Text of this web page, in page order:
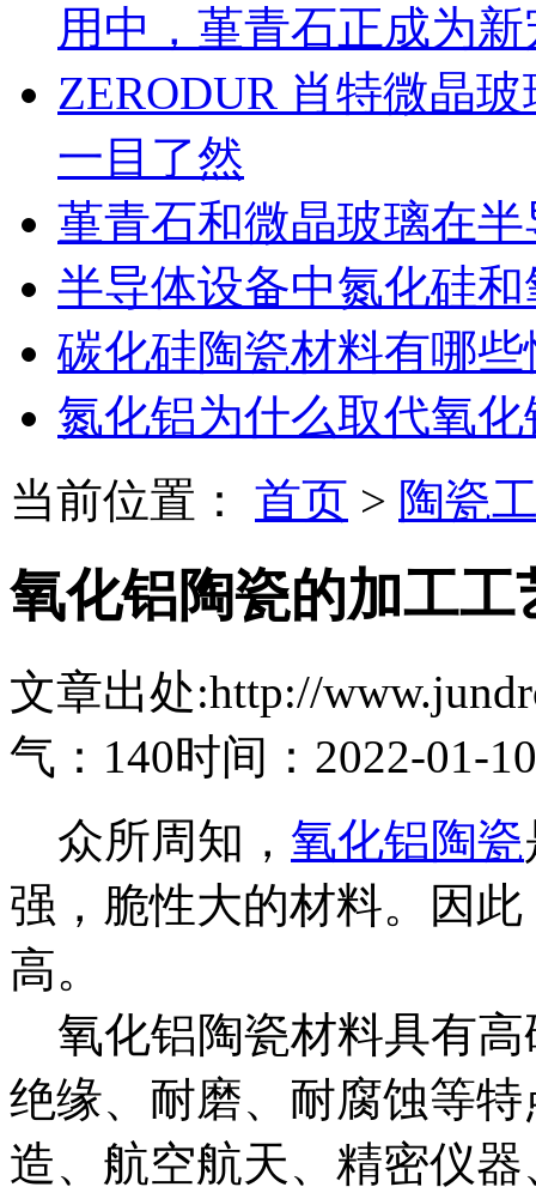
用中，堇青石正成为
ZERODUR 肖特微晶
一目了然
堇青石和微晶玻璃在
半导体设备中氮化硅
碳化硅陶瓷材料有哪
氮化铝为什么取代氧化
当前位置：
首页 > 陶瓷
氧化铝陶瓷的加工工
文章出处:http://
气：140时间：2022-01-10
众所周知， 氧化铝陶瓷
强，脆性大的材料。因
高。
氧化铝陶瓷材料具有高
绝缘、耐磨、耐腐蚀等
造、航空航天、精密仪